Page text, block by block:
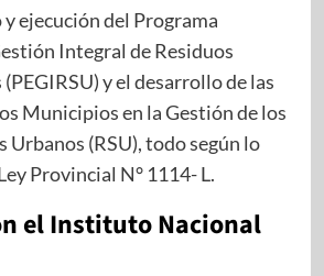
ejecución del Programa
Integral de Residuos
y el desarrollo de las
Municipios en la Gestión de los
Urbanos (RSU), todo según lo
Provincial N° 1114- L.
el Instituto Nacional